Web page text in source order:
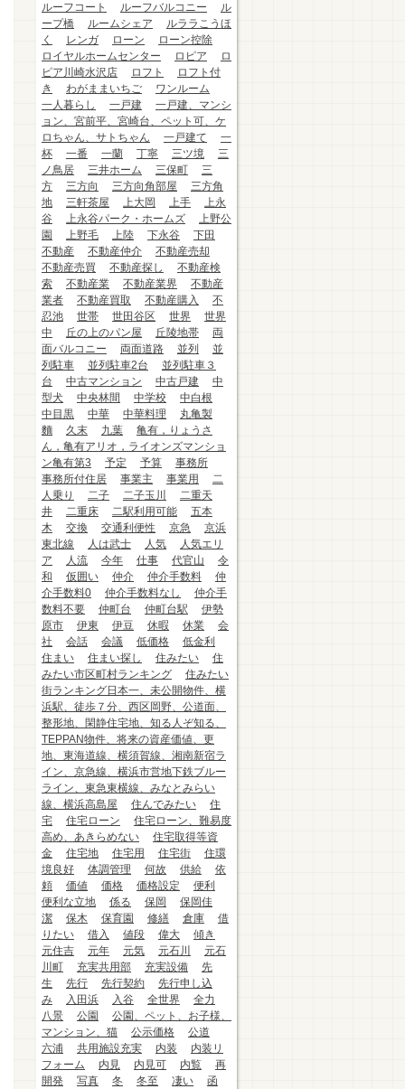
ルーフコート
ルーフバルコニー
ル
ープ橋
ルームシェア
ルララこうほ
く
レンガ ローン
ローン控除
ロイヤルホームセンター
ロピア
ロ
ピア川崎水沢店
ロフト
ロフト付
き
わがままいちご
ワンルーム
一人暮らし
一戸建
一戸建、マンシ
ョン、宮前平、宮崎台、ペット可、ケ
ロちゃん、サトちゃん
一戸建て
一
杯
一番 一蘭 丁寧 三ツ境
三
ノ鳥居
三井ホーム 三保町
三
方
三方向 三方向角部屋
三方角
地
三軒茶屋 上大岡 上手
上永
谷
上永谷パーク・ホームズ
上野公
園
上野毛 上陸 下永谷
下田
不動産
不動産仲介
不動産売却
不動産売買
不動産探し
不動産検
索
不動産業 不動産業界
不動産
業者
不動産買取 不動産購入
不
忍池
世帯 世田谷区 世界
世界
中
丘の上のパン屋 丘陵地帯
両
面バルコニー
両面道路 並列
並
列駐車
並列駐車2台
並列駐車３
台
中古マンション 中古戸建
中
型犬
中央林間 中学校
中白根
中目黒
中華 中華料理
丸亀製
麵
久末 九葉
亀有，りょうさ
ん，亀有アリオ，ライオンズマンショ
ン亀有第3
予定 予算
事務所
事務所付住居
事業主 事業用
二
人乗り
二子 二子玉川
二重天
井
二重床 二駅利用可能
五本
木
交換 交通利便性 京急
京浜
東北線
人は武士 人気
人気エリ
ア
人流 今年 仕事 代官山
令
和
仮囲い 仲介 仲介手数料
仲
介手数料0
仲介手数料なし
仲介手
数料不要
仲町台 仲町台駅
伊勢
原市
伊東 伊豆 休暇 休業
会
社
会話 会議 低価格
低金利
住まい
住まい探し 住みたい
住
みたい市区町村ランキング
住みたい
街ランキング日本一、未公開物件、横
浜駅、徒歩７分、西区岡野、公道面、
整形地、閑静住宅地、知る人ぞ知る、
TEPPAN物件、将来の資産価値、更
地、東海道線、横須賀線、湘南新宿ラ
イン、京急線、横浜市営地下鉄ブルー
ライン、東急東横線、みなとみらい
線、横浜高島屋
住んでみたい
住
宅
住宅ローン
住宅ローン、難易度
高め、あきらめない
住宅取得等資
金
住宅地 住宅用 住宅街
住環
境良好
体調管理 何故 供給
依
頼
価値 価格 価格設定
便利
便利な立地
係る 保岡
保岡佳
潔
保木 保育園 修繕 倉庫
借
りたい
借入 値段 偉大
傾き
元住吉
元年 元気 元石川
元石
川町
充実共用部 充実設備
先
生
先行 先行契約
先行申し込
み
入田浜 入谷 全世界
全力
八景
公園
公園、ペット、お子様、
マンション、猫
公示価格
公道
六浦
共用施設充実 内装
内装リ
フォーム
内見 内見可 内覧
再
開発
写真 冬 冬至 凄い
函